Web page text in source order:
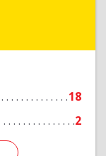
18
2
Подробнее